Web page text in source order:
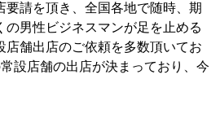
請を頂き、全国各地で随時、期
男性ビジネスマンが足を止める
舗出店のご依頼を多数頂いてお
設店舗の出店が決まっており、今